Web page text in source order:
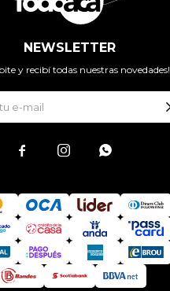
NEWSLETTER
y recibí todas nuestras novedades!
  